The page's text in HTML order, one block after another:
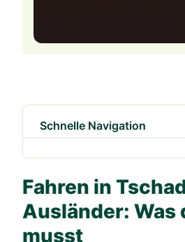
Schnelle Navigation
Fahren in
Ausländer: Was
musst